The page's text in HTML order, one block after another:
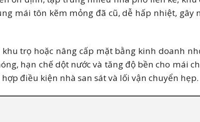
mái tôn kẽm mỏng đã cũ, dễ hấp nhiệt,
trọ hoặc nâng cấp mặt bằng kinh doanh
hạn chế dột nước và tăng độ bền cho mái
điều kiện nhà san sát và lối vận chuyển hẹp.